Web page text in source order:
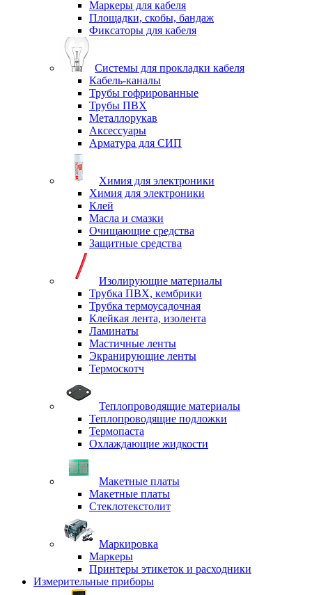
Маркеры для кабеля
Площадки, скобы, бандаж
Фиксаторы для кабеля
Системы для прокладки кабеля
Кабель-каналы
Трубы гофрированные
Трубы ПВХ
Металлорукав
Аксессуары
Арматура для СИП
Химия для электроники
Химия для электроники
Клей
Масла и смазки
Очищающие средства
Защитные средства
Изолирующие материалы
Трубка ПВХ, кембрики
Трубка термоусадочная
Клейкая лента, изолента
Ламинаты
Мастичные ленты
Экранирующие ленты
Термоскотч
Теплопроводящие материалы
Теплопроводящие подложки
Термопаста
Охлаждающие жидкости
Макетные платы
Макетные платы
Стеклотекстолит
Маркировка
Маркеры
Принтеры этикеток и расходники
Измерительные приборы